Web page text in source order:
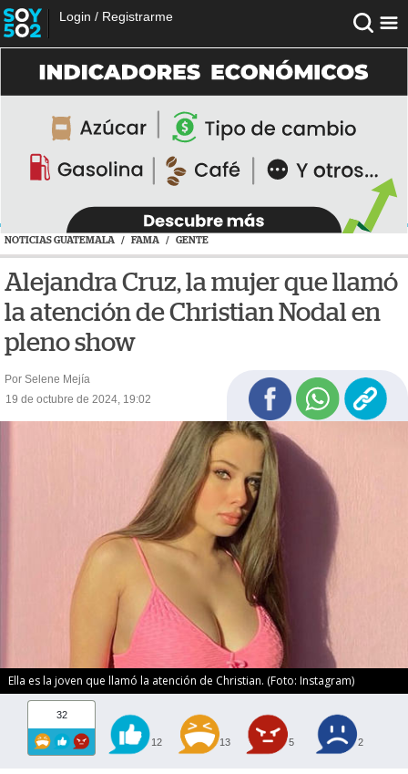
Login / Registrarme
NOTICIAS GUATEMALA / FAMA / GENTE
Alejandra Cruz, la mujer que llamó
la atención de Christian Nodal en
pleno show
Por Selene Mejía
19 de octubre de 2024, 19:02
Ella es la joven que llamó la atención de Christian. (Foto: Instagram)
32
12 13 5 2